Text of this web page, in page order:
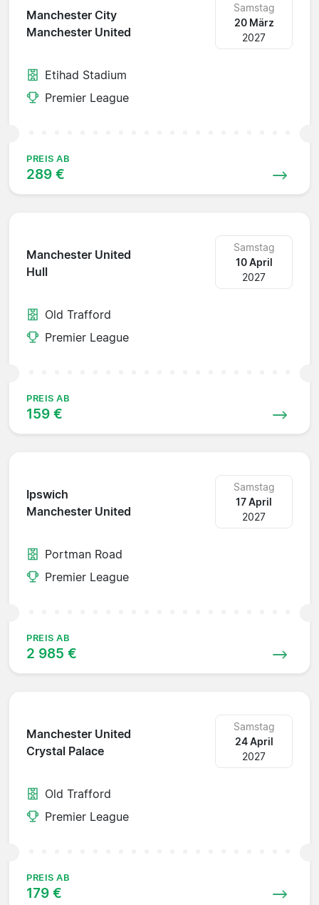
Manchester City
Manchester United
Samstag
20 März
2027
Etihad Stadium
Premier League
PREIS AB
289 €
Manchester United
Hull
Samstag
10 April
2027
Old Trafford
Premier League
PREIS AB
159 €
Ipswich
Manchester United
Samstag
17 April
2027
Portman Road
Premier League
PREIS AB
2 985 €
Manchester United
Crystal Palace
Samstag
24 April
2027
Old Trafford
Premier League
PREIS AB
179 €